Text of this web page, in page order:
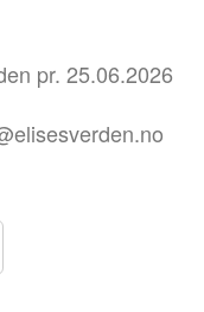
pr. 25.06.2026